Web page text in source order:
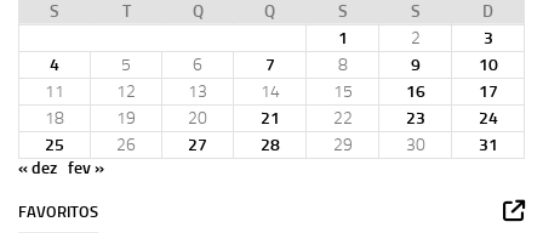
S
T Q Q S S
D
1
2
3
4
5 6 7 8 9
10
11
12 13 14 15 16
17
18
19 20 21 22 23
24
25
26 27 28 29 30
31
« dez fev »
FAVORITOS